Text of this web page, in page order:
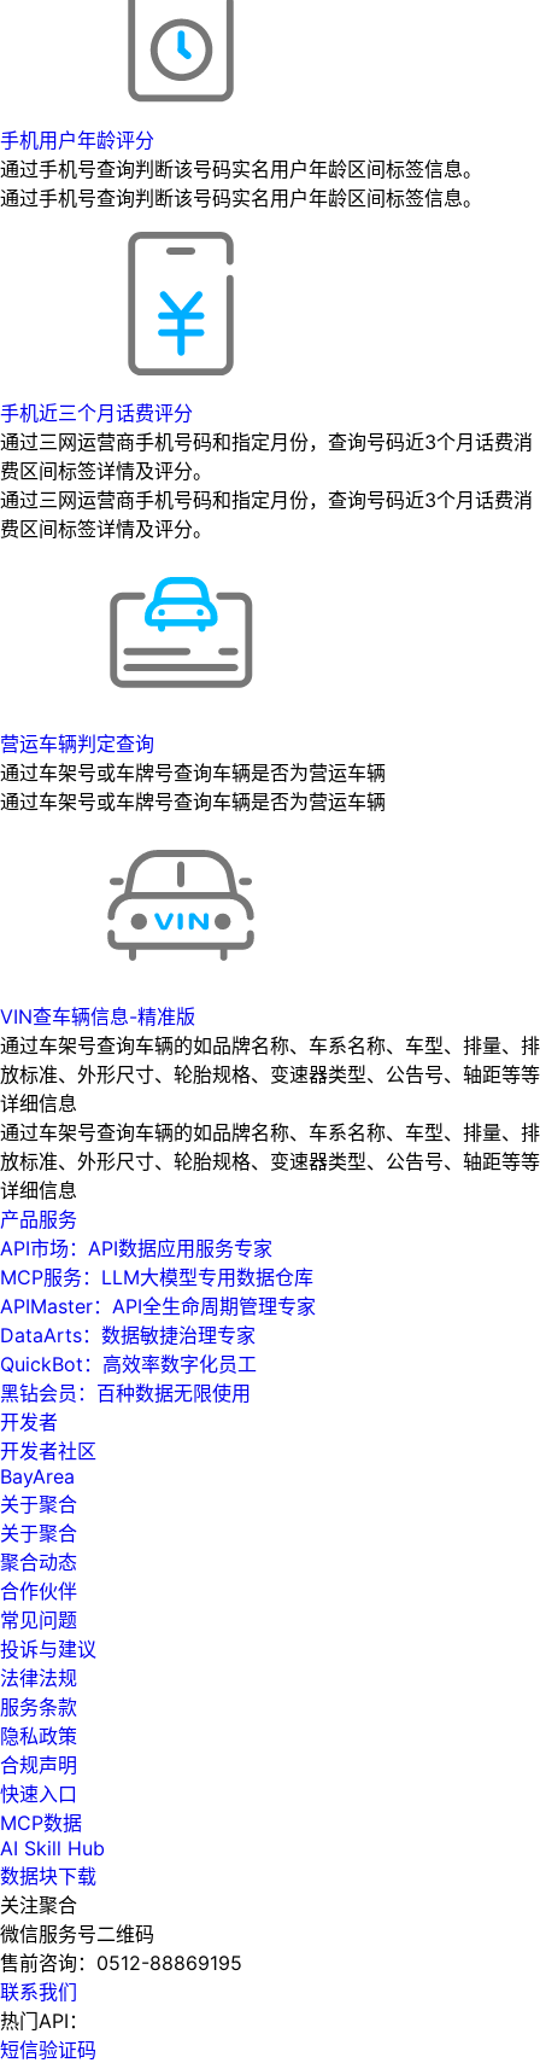
手机用户年龄评分
通过手机号查询判断该号码实名用户年龄区间标签信息。
通过手机号查询判断该号码实名用户年龄区间标签信息。
手机近三个月话费评分
通过三网运营商手机号码和指定月份，查询号码近3个月话费消
费区间标签详情及评分。
通过三网运营商手机号码和指定月份，查询号码近3个月话费消
费区间标签详情及评分。
营运车辆判定查询
通过车架号或车牌号查询车辆是否为营运车辆
通过车架号或车牌号查询车辆是否为营运车辆
VIN查车辆信息-精准版
通过车架号查询车辆的如品牌名称、车系名称、车型、排量、排
放标准、外形尺寸、轮胎规格、变速器类型、公告号、轴距等等
详细信息
通过车架号查询车辆的如品牌名称、车系名称、车型、排量、排
放标准、外形尺寸、轮胎规格、变速器类型、公告号、轴距等等
详细信息
产品服务
API市场：API数据应用服务专家
MCP服务：LLM大模型专用数据仓库
APIMaster：API全生命周期管理专家
DataArts：数据敏捷治理专家
QuickBot：高效率数字化员工
黑钻会员：百种数据无限使用
开发者
开发者社区
BayArea
关于聚合
关于聚合
聚合动态
合作伙伴
常见问题
投诉与建议
法律法规
服务条款
隐私政策
合规声明
快速入口
MCP数据
AI Skill Hub
数据块下载
关注聚合
微信服务号二维码
售前咨询： 0512-88869195
联系我们
热门API：
短信验证码